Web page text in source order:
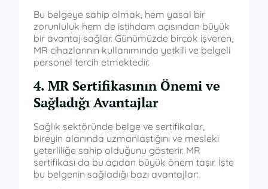
Bu belgeye sahip olmak, hem yasal bir
zorunluluk hem de istihdam açısından büyük
bir avantaj sağlar. Günümüzde birçok işveren,
MR cihazlarının kullanımında yetkili ve belgeli
personel tercih etmektedir.
4. MR Sertifikasının Önemi ve
Sağladığı Avantajlar
Sağlık sektöründe belge ve sertifikalar,
bireyin alanında uzmanlaştığını ve mesleki
yeterliliğe sahip olduğunu gösterir. MR
sertifikası da bu açıdan büyük önem taşır. İşte
bu belgenin sağladığı bazı avantajlar: